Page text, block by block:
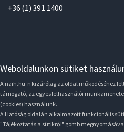
+36 (1) 391 1400
Weboldalunkon sütiket
A naih.hu-n kizárólag az oldal működéséhez
támogató, az egyes felhasználói
(cookies) használunk.
A Hatóság oldalán alkalmazott funkcionális
"Tájékoztatás a sütikről" gomb